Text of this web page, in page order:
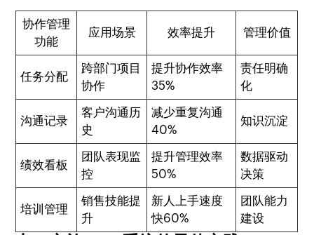
协作管理
功能
应用场景 效率提升 管理价值
任务分配
跨部门项目
协作
提升协作效率
35%
责任明确
化
沟通记录
客户沟通历
史
减少重复沟通
40%
知识沉淀
绩效看板
团队表现监
控
提升管理效率
50%
数据驱动
决策
培训管理
销售技能提
升
新人上手速度
快60%
团队能力
建设